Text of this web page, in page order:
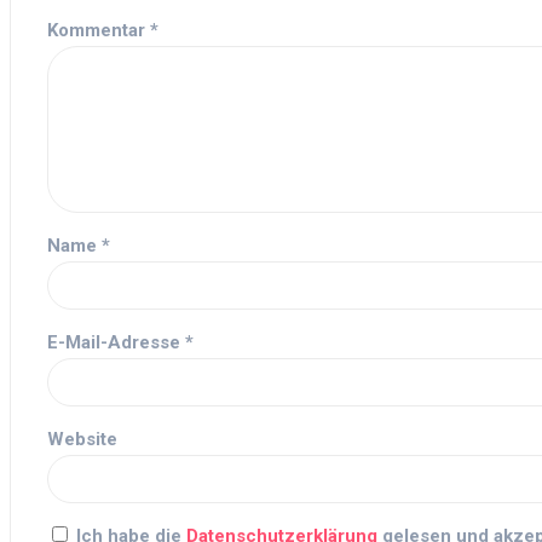
Kommentar *
Name *
E-Mail-Adresse *
Website
Ich habe die Datenschutzerklärung gelesen und